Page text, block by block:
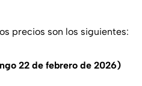
precios son los siguientes:
22 de febrero de 2026)